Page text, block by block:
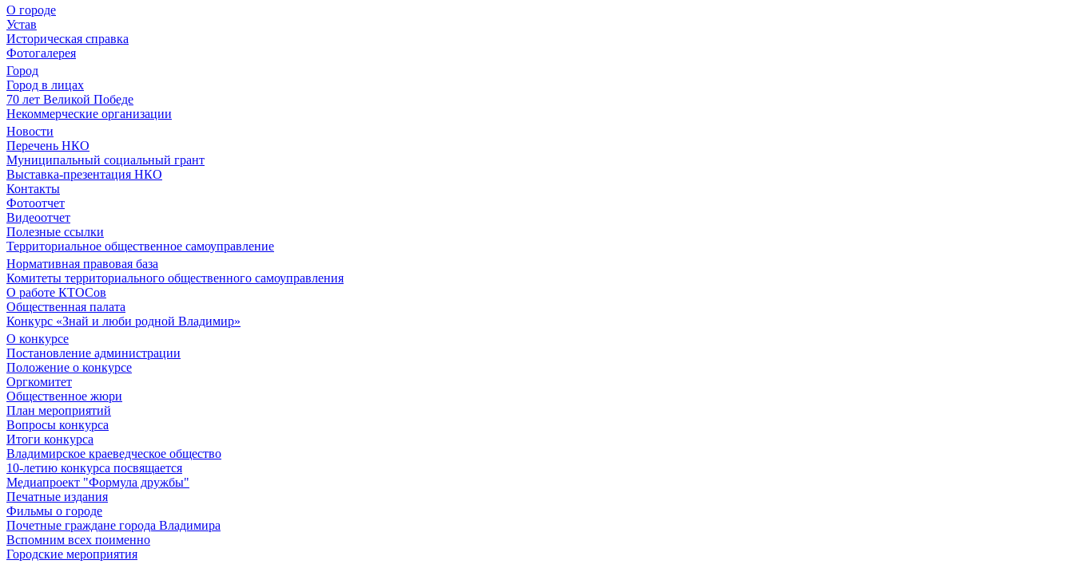
О городе
Устав
Историческая справка
Фотогалерея
Город
Город в лицах
70 лет Великой Победе
Некоммерческие организации
Новости
Перечень НКО
Муниципальный социальный грант
Выставка-презентация НКО
Контакты
Фотоотчет
Видеоотчет
Полезные ссылки
Территориальное общественное самоуправление
Нормативная правовая база
Комитеты территориального общественного самоуправления
О работе КТОСов
Общественная палата
Конкурс «Знай и люби родной Владимир»
О конкурсе
Постановление администрации
Положение о конкурсе
Оргкомитет
Общественное жюри
План мероприятий
Вопросы конкурса
Итоги конкурса
Владимирское краеведческое общество
10-летию конкурса посвящается
Медиапроект "Формула дружбы"
Печатные издания
Фильмы о городе
Почетные граждане города Владимира
Вспомним всех поименно
Городские мероприятия